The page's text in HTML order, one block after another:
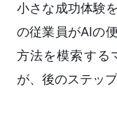
小さな成功体験
の従業員がAIの
方法を模索する
が、後のステッ